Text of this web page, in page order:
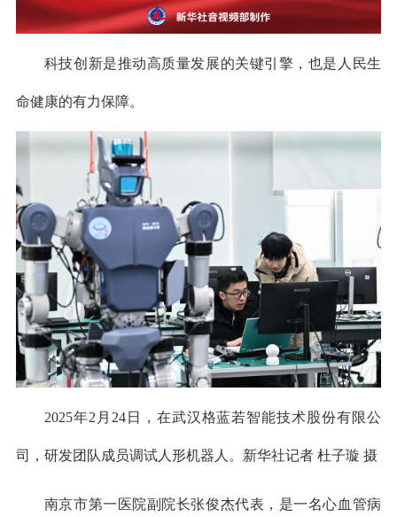
科技创新是推动高质量发展的关键引擎，也是人民生
命健康的有力保障。
2025年2月24日，在武汉格蓝若智能技术股份有限公
司，研发团队成员调试人形机器人。新华社记者 杜子璇 摄
南京市第一医院副院长张俊杰代表，是一名心血管病